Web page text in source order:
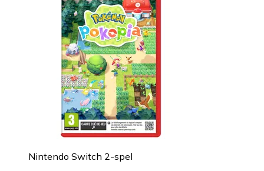
Nintendo Switch 2-spel